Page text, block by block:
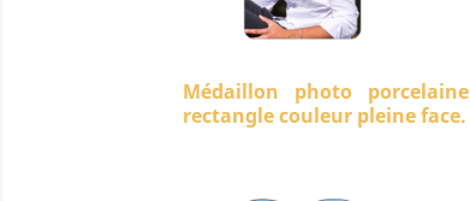
Médaillon photo porcelaine
rectangle couleur pleine face.